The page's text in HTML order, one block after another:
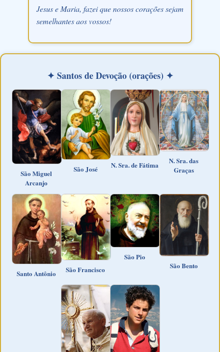
Jesus e Maria, fazei que nossos corações sejam
semelhantes aos vossos!
✦ Santos de Devoção (orações) ✦
São Miguel
Arcanjo
São José N. Sra. de Fátima
N. Sra. das
Graças
Santo Antônio São Francisco
São Pio
São Bento